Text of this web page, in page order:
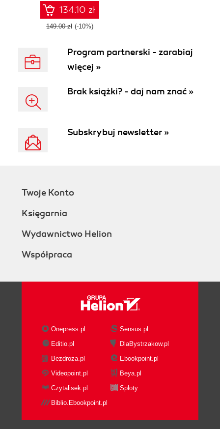
134.10 zł
149.00 zł (-10%)
Program partnerski - zarabiaj
więcej »
Brak książki? - daj nam znać »
Subskrybuj newsletter »
Twoje Konto
Księgarnia
Wydawnictwo Helion
Współpraca
Onepress.pl
Sensus.pl
Editio.pl
DlaBystrzakow.pl
Bezdroza.pl
Ebookpoint.pl
Videopoint.pl
Beya.pl
Czytalisek.pl
Sploty
Biblio.Ebookpoint.pl